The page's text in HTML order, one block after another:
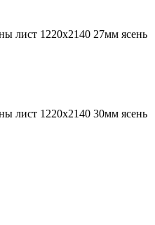
лист 1220х2140 27мм ясень
лист 1220х2140 30мм ясень